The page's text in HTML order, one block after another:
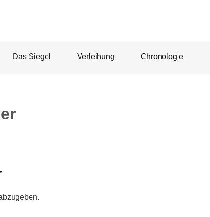
Das Siegel Verleihung Chronologie